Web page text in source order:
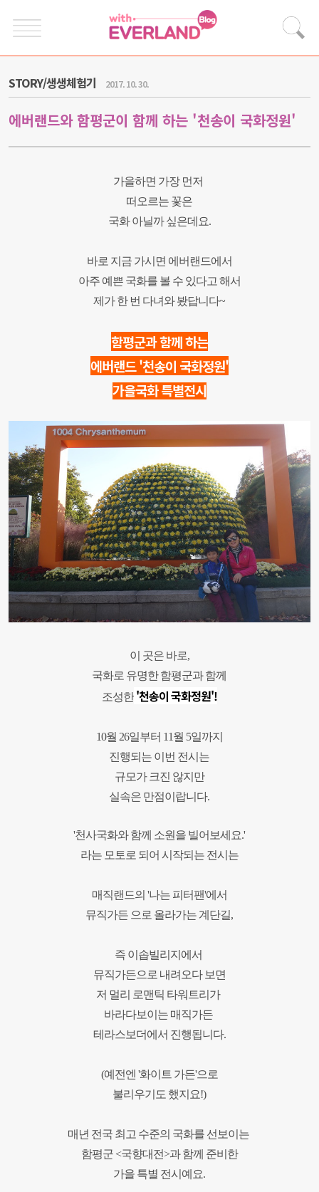
STORY/생생체험기 2017. 10. 30.
에버랜드와 함평군이 함께 하는 '천송이 국화정원'
가을하면 가장 먼저
떠오르는 꽃은
국화 아닐까 싶은데요.
바로 지금 가시면 에버랜드에서
아주 예쁜 국화를 볼 수 있다고 해서
제가 한 번 다녀와 봤답니다~
함평군과 함께 하는
에버랜드 '천송이 국화정원'
가을국화 특별전시
이 곳은 바로,
국화로 유명한 함평군과 함께
조성한 '천송이 국화정원'!
10월 26일부터 11월 5일까지
진행되는 이번 전시는
규모가 크진 않지만
실속은 만점이랍니다.
'천사국화와 함께 소원을 빌어보세요.'
라는 모토로 되어 시작되는 전시는
매직랜드의 '나는 피터팬'에서
뮤직가든 으로 올라가는 계단길,
즉 이솝빌리지에서
뮤직가든으로 내려오다 보면
저 멀리 로맨틱 타워트리가
바라다보이는 매직가든
테라스보더에서 진행됩니다.
(예전엔 '화이트 가든'으로
불리우기도 했지요!)
매년 전국 최고 수준의 국화를 선보이는
함평군 <국향대전>과 함께 준비한
가을 특별 전시예요.